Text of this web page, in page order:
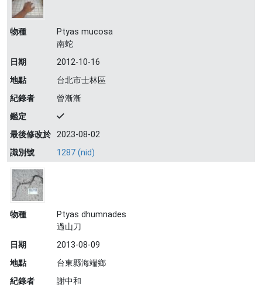
物種
Ptyas mucosa
南蛇
日期
2012-10-16
地點
台北市士林區
紀錄者
曾漸漸
鑑定
最後修改於 2023-08-02
識別號
1287 (nid)
物種
Ptyas dhumnades
過山刀
日期
2013-08-09
地點
台東縣海端鄉
紀錄者
謝中和